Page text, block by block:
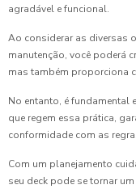
agradável e funcional.
Ao considerar as diversas
manutenção, você poderá
mas também proporciona
No entanto, é fundamental
que regem essa prática,
conformidade com as
Com um planejamento
seu deck pode se tornar